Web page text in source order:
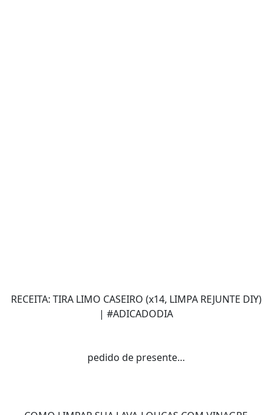
RECEITA: TIRA LIMO CASEIRO (x14, LIMPA REJUNTE DIY)
| #ADICADODIA
pedido de presente…